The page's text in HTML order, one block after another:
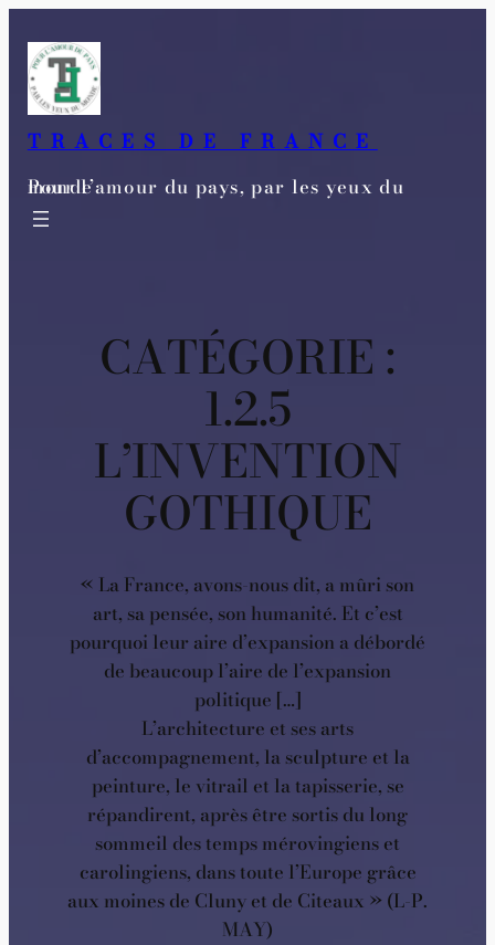
contenu
TRACES DE FRANCE
Pour l’amour du pays, par les yeux du monde
CATÉGORIE :
1.2.5
L’INVENTION
GOTHIQUE
« La France, avons-nous dit, a mûri son
art, sa pensée, son humanité. Et c’est
pourquoi leur aire d’expansion a débordé
de beaucoup l’aire de l’expansion
politique […]
L’architecture et ses arts
d’accompagnement, la sculpture et la
peinture, le vitrail et la tapisserie, se
répandirent, après être sortis du long
sommeil des temps mérovingiens et
carolingiens, dans toute l’Europe grâce
aux moines de Cluny et de Citeaux » (L-P.
MAY)